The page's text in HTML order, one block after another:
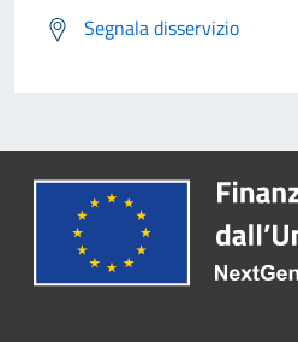
Segnala disservizio